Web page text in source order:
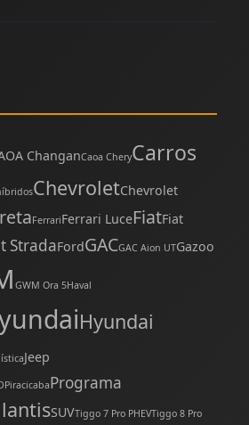
ChanganCaoa CheryCarros
ChevroletChevrolet
FerrariFerrari LuceFiatFiat
StradaFordGACGAC Aion UTGazoo
GWM Ora 5Haval
Hyundai
Jeep
PiracicabaPrograma
SUVTiggo 7 Pro PHEVTiggo 8 Pro